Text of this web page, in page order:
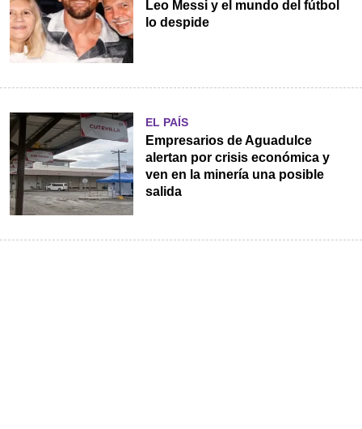
Leo Messi y el mundo del fútbol
lo despide
EL PAÍS
Empresarios de Aguadulce
alertan por crisis económica y
ven en la minería una posible
salida